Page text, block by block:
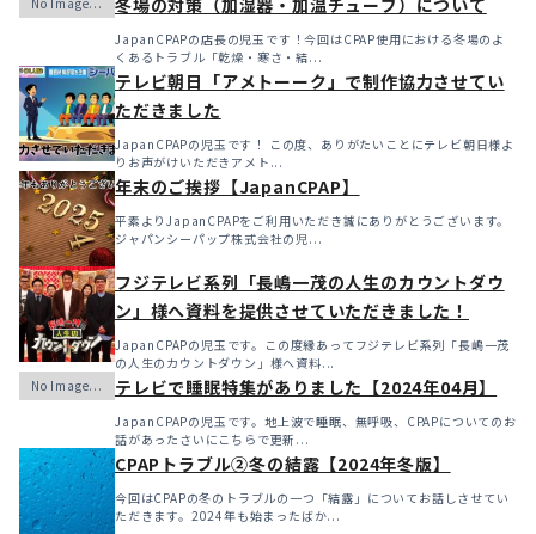
冬場の対策（加湿器・加温チューブ）について
JapanCPAPの店長の児玉です！今回はCPAP使用における冬場のよ
くあるトラブル「乾燥・寒さ・結...
テレビ朝日「アメトーーク」で制作協力させてい
ただきました
JapanCPAPの児玉です！ この度、ありがたいことにテレビ朝日様よ
りお声がけいただきアメト...
年末のご挨拶【JapanCPAP】
平素よりJapanCPAPをご利用いただき誠にありがとうございます。
ジャパンシーパップ株式会社の児...
フジテレビ系列「長嶋一茂の人生のカウントダウ
ン」様へ資料を提供させていただきました！
JapanCPAPの児玉です。この度縁あってフジテレビ系列「長嶋一茂
の人生のカウントダウン」様へ資料...
テレビで睡眠特集がありました【2024年04月】
JapanCPAPの児玉です。地上波で睡眠、無呼吸、CPAPについてのお
話があったさいにこちらで更新...
CPAPトラブル②冬の結露【2024年冬版】
今回はCPAPの冬のトラブルの一つ「結露」についてお話しさせてい
ただきます。2024年も始まったばか...